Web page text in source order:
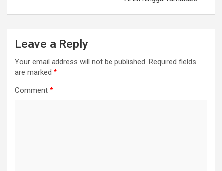
Leave a Reply
Your email address will not be published. Required fields
are marked *
Comment *